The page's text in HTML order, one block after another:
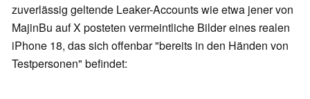
zuverlässig geltende Leaker-Accounts wie etwa jener von
MajinBu auf X posteten vermeintliche Bilder eines realen
iPhone 18, das sich offenbar "bereits in den Händen von
Testpersonen" befindet: